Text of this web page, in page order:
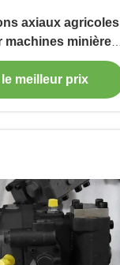
axiaux agricoles
minières
stable
meilleur prix